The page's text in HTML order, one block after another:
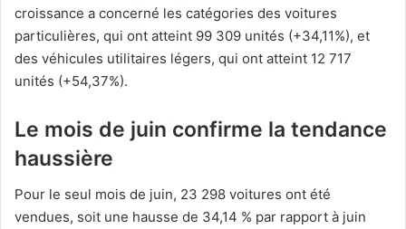
croissance a concerné les catégories des voitures
particulières, qui ont atteint 99 309 unités (+34,11%), et
des véhicules utilitaires légers, qui ont atteint 12 717
unités (+54,37%).
Le mois de juin confirme la tendance
haussière
Pour le seul mois de juin, 23 298 voitures ont été
vendues, soit une hausse de 34,14 % par rapport à juin